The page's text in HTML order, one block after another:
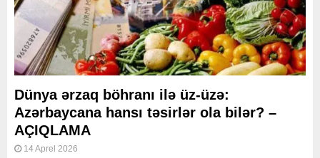
Dünya ərzaq böhranı ilə üz-üzə:
Azərbaycana hansı təsirlər ola bilər? –
AÇIQLAMA
14 Aprel 2026